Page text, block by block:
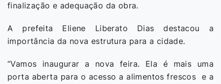
finalização e adequação da obra.
A prefeita Eliene Liberato Dias destacou a
importância da nova estrutura para a cidade.
“Vamos inaugurar a nova feira. Ela é mais uma
porta aberta para o acesso a alimentos frescos e a